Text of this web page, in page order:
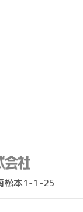
松本1-1-25